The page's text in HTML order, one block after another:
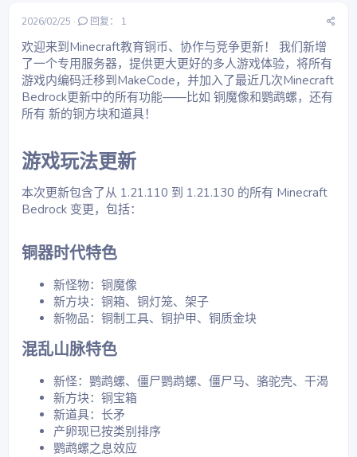
人
2026/02/25 回复： 1
欢迎来到Minecraft教育铜币、协作与竞争更新！ 我们新增
了一个专用服务器，提供更大更好的多人游戏体验，将所有
游戏内编码迁移到MakeCode，并加入了最近几次Minecraft
Bedrock更新中的所有功能——比如 铜魔像和鹦鹉螺，还有
所有 新的铜方块和道具！
游戏玩法更新​
本次更新包含了从 1.21.110 到 1.21.130 的所有 Minecraft
Bedrock 变更，包括：
铜器时代特色​
新怪物：铜魔像
新方块：铜箱、铜灯笼、架子
新物品：铜制工具、铜护甲、铜质金块
混乱山脉特色​
新怪：鹦鹉螺、僵尸鹦鹉螺、僵尸马、骆驼壳、干渴
新方块：铜宝箱
新道具：长矛
产卵现已按类别排序
鹦鹉螺之息效应